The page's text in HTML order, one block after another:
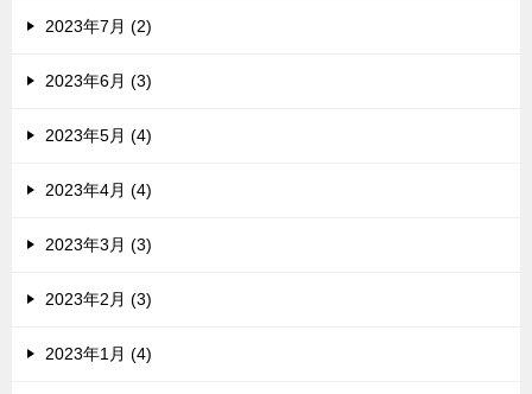
2023年7月 (2)
2023年6月 (3)
2023年5月 (4)
2023年4月 (4)
2023年3月 (3)
2023年2月 (3)
2023年1月 (4)